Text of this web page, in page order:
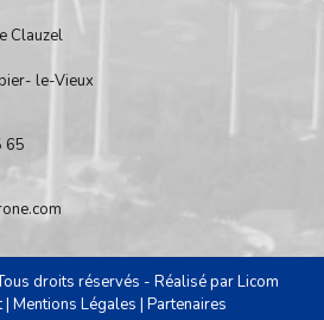
Clauzel
le-Vieux
65
droits réservés - Réalisé parLicom
| Mentions Légales | Partenaires